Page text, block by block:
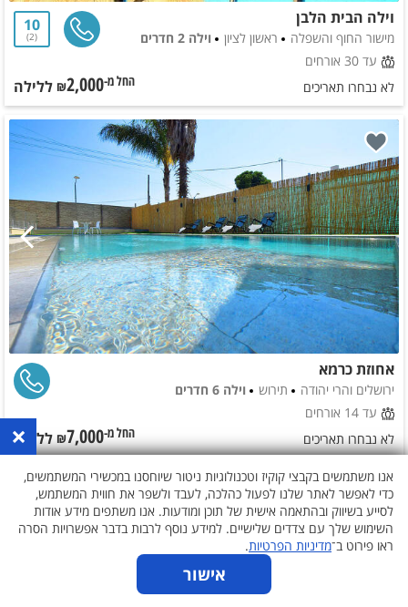
וילה הבית הלבן
מישור החוף והשפלה ראשון לציון
וילה 2 חדרים
עד 30 אורחים
10
2
לא נבחרו תאריכים החל מ-₪2,000 ללילה
אחוזת כרמא
ירושלים והרי יהודה תירוש
וילה 6 חדרים
עד 14 אורחים
לא נבחרו תאריכים
החל מ-₪7,000 ללילה
×
אנו משתמשים בקבצי קוקיז וטכנולוגיות ניטור שיוחסנו במכשירי המשתמשים,
כדי לאפשר לאתר שלנו לפעול כהלכה, לעבד ולשפר את חווית המשתמש,
לסייע בשיווק ובהתאמה אישית של תוכן ומודעות. אנו משתפים מידע אודות
השימוש שלך עם צדדים שלישיים. למידע נוסף לרבות בדבר אפשרויות הסרה
ראו פירוט ב־מדיניות הפרטיות.
אישור